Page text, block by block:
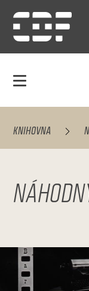
KNIHOVNA